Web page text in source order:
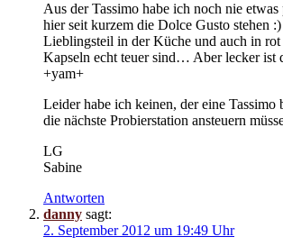
Aus der Tassimo habe ich noch nie
hier seit kurzem die Dolce Gusto stehen
Lieblingsteil in der Küche und auch in
Kapseln echt teuer sind… Aber lecker
+yam+
Leider habe ich keinen, der eine
die nächste Probierstation ansteuern
LG
Sabine
Antworten
danny sagt:
2. September 2012 um 19:49 Uhr